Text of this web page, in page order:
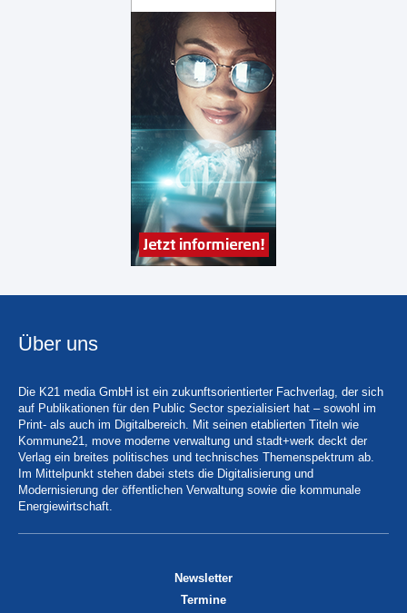
Über uns
Die K21 media GmbH ist ein zukunftsorientierter Fachverlag, der sich
auf Publikationen für den Public Sector spezialisiert hat – sowohl im
Print- als auch im Digitalbereich. Mit seinen etablierten Titeln wie
Kommune21, move moderne verwaltung und stadt+werk deckt der
Verlag ein breites politisches und technisches Themenspektrum ab.
Im Mittelpunkt stehen dabei stets die Digitalisierung und
Modernisierung der öffentlichen Verwaltung sowie die kommunale
Energiewirtschaft.
Newsletter
Termine